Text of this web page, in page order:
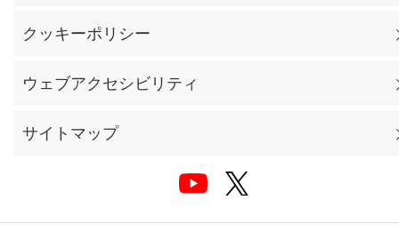
クッキーポリシー
ウェブアクセシビリティ
サイトマップ